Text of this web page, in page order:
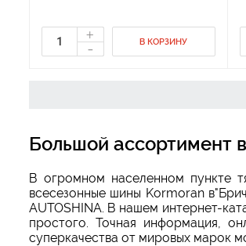
+
- В КОРЗИНУ
Большой ассортимент
В огромном населенном пункте
всесезонные шины Kormoran
AUTOSHINA. В нашем интернет-
простого. Точная информация,
суперкачества от мировых марок